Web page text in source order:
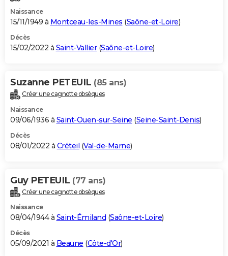
Naissance
15/11/1949 à Montceau-les-Mines (Saône-et-Loire)
Décès
15/02/2022 à Saint-Vallier(Saône-et-Loire)
Suzanne PETEUIL (85 ans)
Créer une cagnotte obsèques
Naissance
09/06/1936 à Saint-Ouen-sur-Seine (Seine-Saint-Denis)
Décès
08/01/2022 à Créteil (Val-de-Marne)
Guy PETEUIL (77 ans)
Créer une cagnotte obsèques
Naissance
08/04/1944 à Saint-Émiland (Saône-et-Loire)
Décès
05/09/2021 à Beaune (Côte-d'Or)